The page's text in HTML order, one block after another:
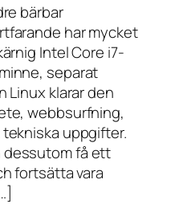
bärbar
har mycket
Intel Core i7-
separat
Linux klarar den
webbsurfning,
uppgifter.
dessutom få ett
fortsätta vara